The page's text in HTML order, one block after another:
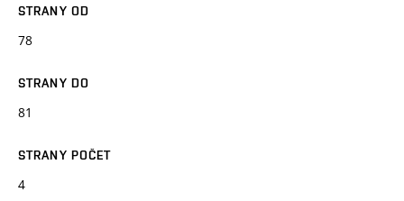
STRANY OD
78
STRANY DO
81
STRANY POČET
4